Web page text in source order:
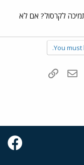
לקרסול? אם לא
You
WhatsAppדואר אלקטרוני